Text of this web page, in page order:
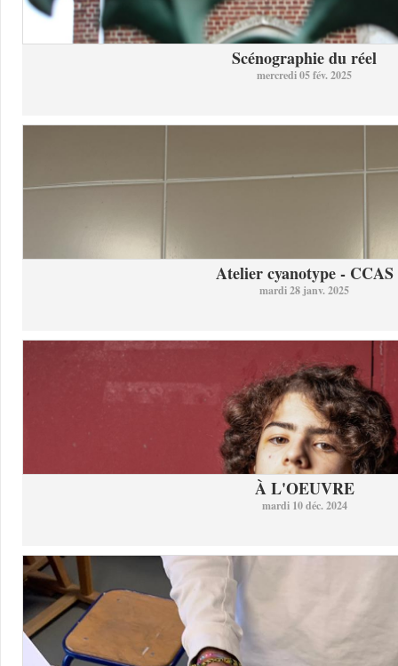
Scénographie du réel
mercredi 05 fév. 2025
Atelier cyanotype - CCAS
mardi 28 janv. 2025
À L'OEUVRE
mardi 10 déc. 2024